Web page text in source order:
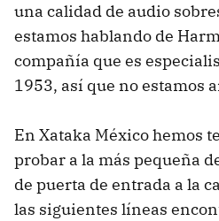
una calidad de audio
estamos hablando de
compañía que es
1953, así que no estamos
En Xataka México hemos
probar a la más pequeña
de puerta de entrada a la
las siguientes líneas